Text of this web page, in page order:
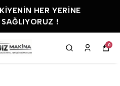
HER YERINE
!
0